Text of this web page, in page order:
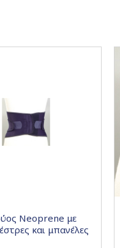
Neoprene με
και μπανέλες